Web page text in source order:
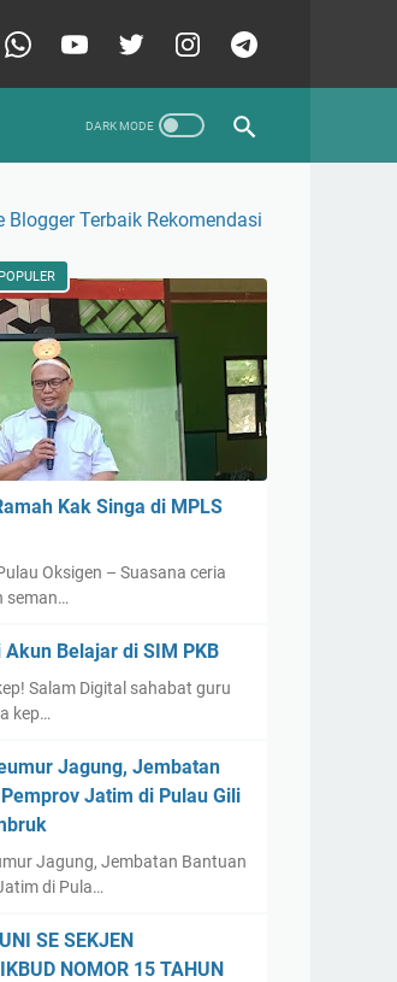
Kak Singa di MPLS
Oksigen – Suasana ceria
seman…
Belajar di SIM PKB
Salam Digital sahabat guru
kep…
Jagung, Jembatan
Jatim di Pulau Gili
Jagung, Jembatan Bantuan
di Pula…
SE SEKJEN
NOMOR 15 TAHUN